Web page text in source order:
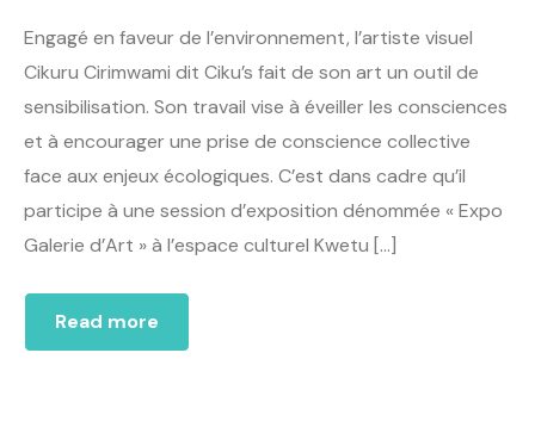
Engagé en faveur de l’environnement, l’artiste visuel
Cikuru Cirimwami dit Ciku’s fait de son art un outil de
sensibilisation. Son travail vise à éveiller les consciences
et à encourager une prise de conscience collective
face aux enjeux écologiques. C’est dans cadre qu’il
participe à une session d’exposition dénommée « Expo
Galerie d’Art » à l’espace culturel Kwetu […]
Read more